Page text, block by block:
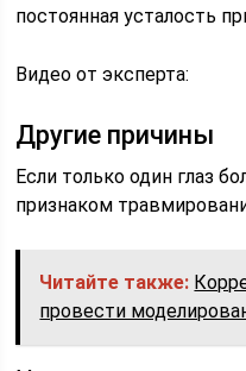
постоянная усталость
Видео от эксперта:
Другие причины
Если только один глаз
признаком
Читайте также:
провести